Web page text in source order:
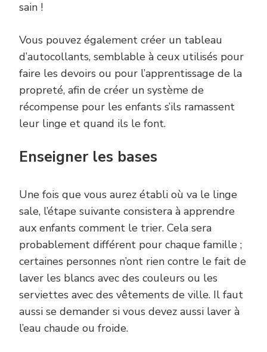
sain !
Vous pouvez également créer un tableau
d’autocollants, semblable à ceux utilisés pour
faire les devoirs ou pour l’apprentissage de la
propreté, afin de créer un système de
récompense pour les enfants s’ils ramassent
leur linge et quand ils le font.
Enseigner les bases
Une fois que vous aurez établi où va le linge
sale, l’étape suivante consistera à apprendre
aux enfants comment le trier. Cela sera
probablement différent pour chaque famille ;
certaines personnes n’ont rien contre le fait de
laver les blancs avec des couleurs ou les
serviettes avec des vêtements de ville. Il faut
aussi se demander si vous devez aussi laver à
l’eau chaude ou froide.